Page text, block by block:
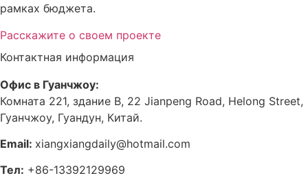
рамках бюджета.
Расскажите о своем проекте
Контактная информация
Офис в Гуанчжоу:
Комната 221, здание B, 22 Jianpeng Road, Helong Street,
Гуанчжоу, Гуандун, Китай.
Email: xiangxiangdaily@hotmail.com
Тел: +86-13392129969